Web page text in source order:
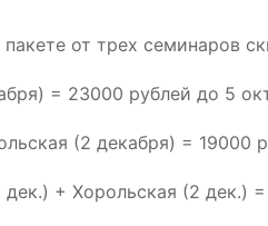
от трех семинаров
= 23000 рублей до 5
(2 декабря) = 19000
+ Хорольская (2 дек.)